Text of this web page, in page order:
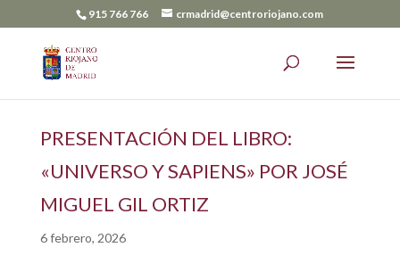
915 766 766 crmadrid@centroriojano.com
PRESENTACIÓN DEL LIBRO:
«UNIVERSO Y SAPIENS» POR JOSÉ
MIGUEL GIL ORTIZ
6 febrero, 2026